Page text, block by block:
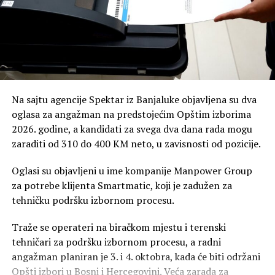
zvanično oglasilo povodom ovih navoda.
Na sajtu agencije Spektar iz Banjaluke objavljena su dva
oglasa za angažman na predstojećim Opštim izborima
2026. godine, a kandidati za svega dva dana rada mogu
zaraditi od 310 do 400 KM neto, u zavisnosti od pozicije.
Oglasi su objavljeni u ime kompanije Manpower Group
za potrebe klijenta Smartmatic, koji je zadužen za
tehničku podršku izbornom procesu.
Traže se operateri na biračkom mjestu i terenski
tehničari za podršku izbornom procesu, a radni
angažman planiran je 3. i 4. oktobra, kada će biti održani
Opšti izbori u Bosni i Hercegovini. Veća zarada za